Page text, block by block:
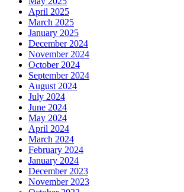
April 2025
March 2025
January 2025
December 2024
November 2024
October 2024
September 2024
August 2024
July 2024
June 2024
May 2024
April 2024
March 2024
February 2024
January 2024
December 2023
November 2023